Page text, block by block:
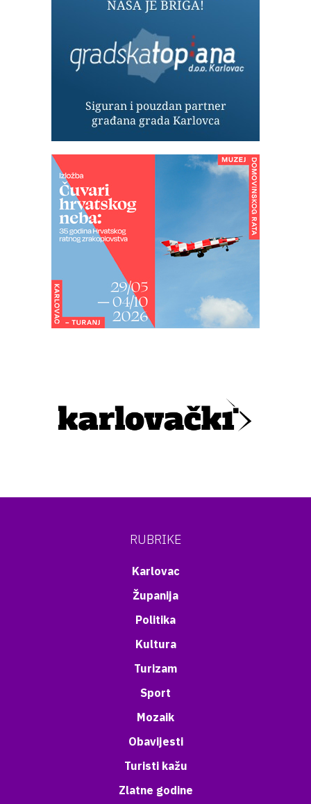
RUBRIKE
Karlovac
Županija
Politika
Kultura
Turizam
Sport
Mozaik
Obavijesti
Turisti kažu
Zlatne godine